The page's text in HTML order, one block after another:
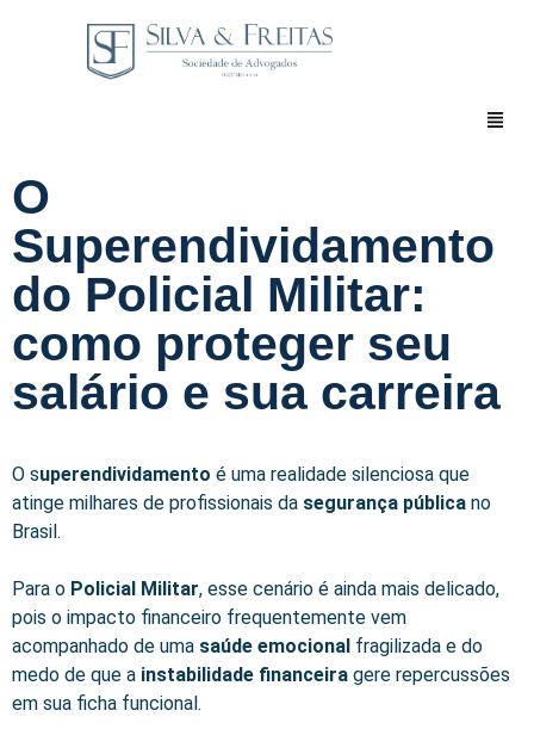
O
Superendividamento
do Policial Militar:
como proteger seu
salário e sua carreira
O superendividamento é uma realidade silenciosa que
atinge milhares de profissionais da segurança pública no
Brasil.
Para o Policial Militar, esse cenário é ainda mais delicado,
pois o impacto financeiro frequentemente vem
acompanhado de uma saúde emocional fragilizada e do
medo de que a instabilidade financeira gere repercussões
em sua ficha funcional.